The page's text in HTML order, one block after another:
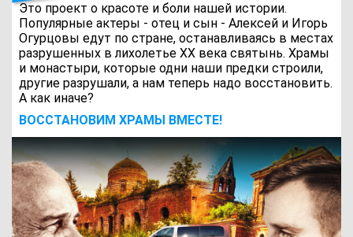
Это проект о красоте и боли нашей истории.
Популярные актеры - отец и сын - Алексей и Игорь
Огурцовы едут по стране, останавливаясь в местах
разрушенных в лихолетье ХХ века святынь. Храмы
и монастыри, которые одни наши предки строили,
другие разрушали, а нам теперь надо восстановить.
А как иначе?
ВОCСТАНОВИМ ХРАМЫ ВМЕСТЕ!